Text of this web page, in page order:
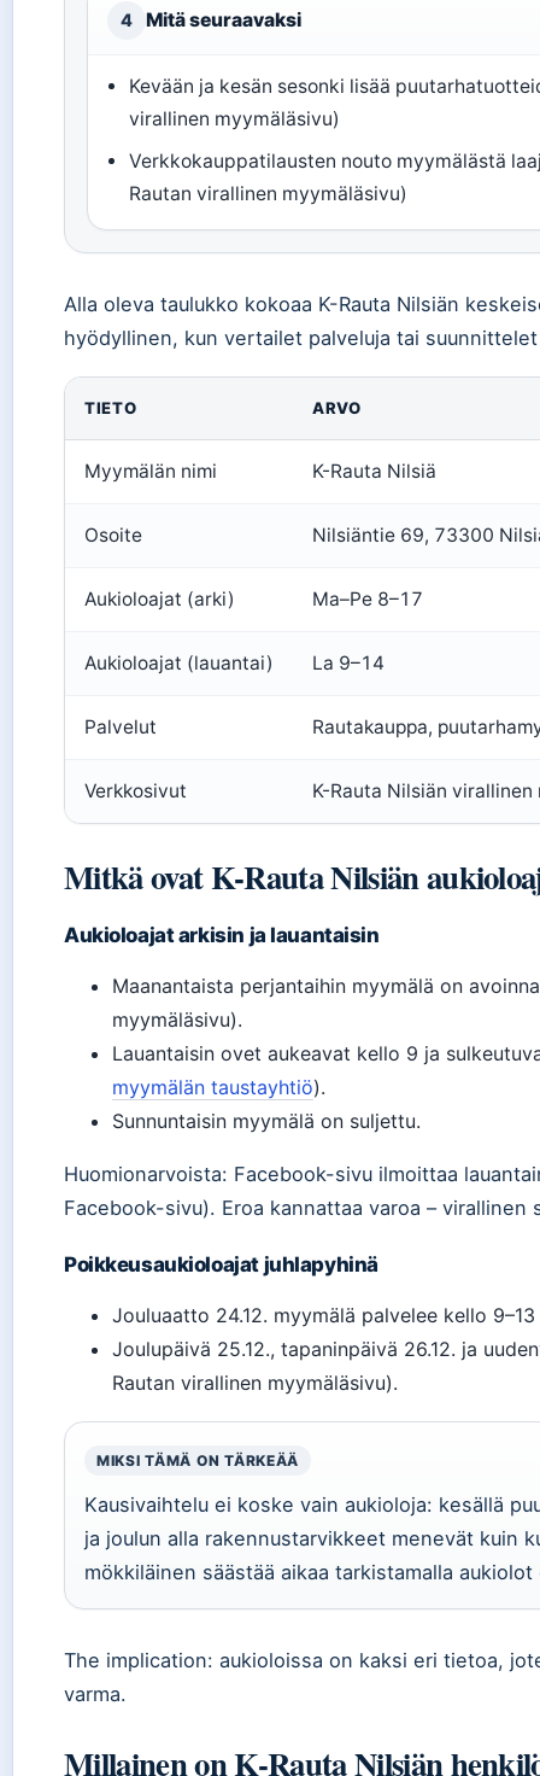
4 Mitä seuraavaksi
Kevään ja kesän sesonki lisää
virallinen myymäläsivu)
Verkkokauppatilausten nouto myymälästä
Rautan virallinen myymäläsivu)
Alla oleva taulukko kokoaa K-Rauta Nilsiän
hyödyllinen, kun vertailet palveluja tai
TIETO ARVO
Myymälän nimi K-Rauta Nilsiä
Osoite Nilsiäntie 69, 73300
Aukioloajat (arki) Ma–Pe 8–17
Aukioloajat (lauantai) La 9–14
Palvelut Rautakauppa,
Verkkosivut K-Rauta Nilsiän
Mitkä ovat K-Rauta Nilsiän
Aukioloajat arkisin ja lauantaisin
Maanantaista perjantaihin myymälä on
myymäläsivu).
Lauantaisin ovet aukeavat kello 9 ja
myymälän taustayhtiö).
Sunnuntaisin myymälä on suljettu.
Huomionarvoista: Facebook-sivu ilmoittaa
Facebook-sivu). Eroa kannattaa varoa –
Poikkeusaukioloajat juhlapyhinä
Jouluaatto 24.12. myymälä palvelee kello
Joulupäivä 25.12., tapaninpäivä 26.12. ja
Rautan virallinen myymäläsivu).
MIKSI TÄMÄ ON TÄRKEÄÄ
Kausivaihtelu ei koske vain aukioloja: kesällä
ja joulun alla rakennustarvikkeet menevät kuin
mökkiläinen säästää aikaa tarkistamalla
The implication: aukioloissa on kaksi eri tietoa,
varma.
Millainen on K-Rauta Nilsiän